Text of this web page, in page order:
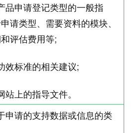
品申请登记类型的一般指
请类型、需要资料的模块、
评估费用等;
效标准的相关建议;
站上的指导文件。
申请的支持数据或信息的类